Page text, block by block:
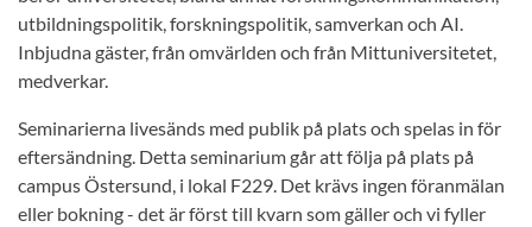
utbildningspolitik, forskningspolitik, samverkan och AI.
Inbjudna gäster, från omvärlden och från Mittuniversitetet,
medverkar.
Seminarierna livesänds med publik på plats och spelas in för
eftersändning. Detta seminarium går att följa på plats på
campus Östersund, i lokal F229. Det krävs ingen föranmälan
eller bokning - det är först till kvarn som gäller och vi fyller